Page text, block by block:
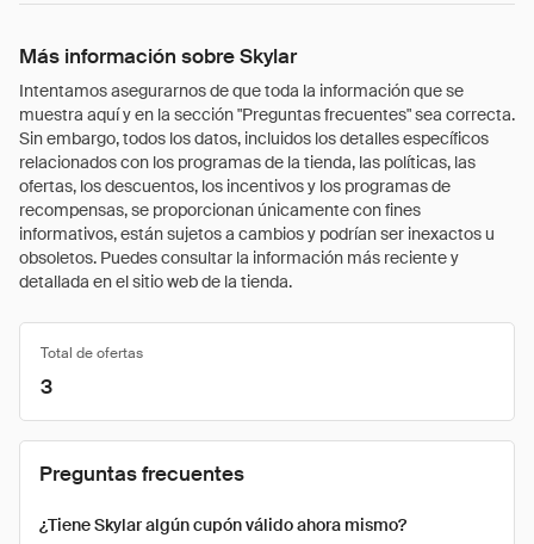
Más información sobre Skylar
Intentamos asegurarnos de que toda la información que se
muestra aquí y en la sección "Preguntas frecuentes" sea correcta.
Sin embargo, todos los datos, incluidos los detalles específicos
relacionados con los programas de la tienda, las políticas, las
ofertas, los descuentos, los incentivos y los programas de
recompensas, se proporcionan únicamente con fines
informativos, están sujetos a cambios y podrían ser inexactos u
obsoletos. Puedes consultar la información más reciente y
detallada en el sitio web de la tienda.
Total de ofertas
3
Preguntas frecuentes
¿Tiene Skylar algún cupón válido ahora mismo?